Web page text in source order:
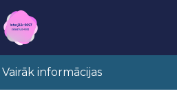
Vairāk informācijas